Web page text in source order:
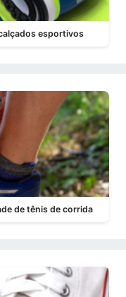
esportivos
de tênis de corrida